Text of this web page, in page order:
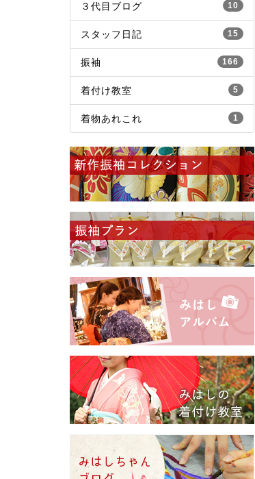
10
３代目ブログ
15
スタッフ日記
166
振袖
5
着付け教室
1
着物あれこれ